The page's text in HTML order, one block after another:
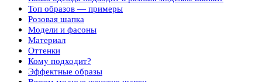
Топ образов — примеры
Розовая шапка
Модели и фасоны
Материал
Оттенки
Кому подходит?
Эффектные образы